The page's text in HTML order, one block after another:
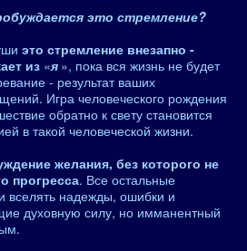
это стремление?
это стремление внезапно -
из «я », пока вся жизнь не будет
- результат ваших
Игра человеческого рождения
обратно к свету становится
в такой человеческой жизни.
желания, без которого не
прогресса. Все остальные
вселять надежды, ошибки и
духовную силу, но имманентный